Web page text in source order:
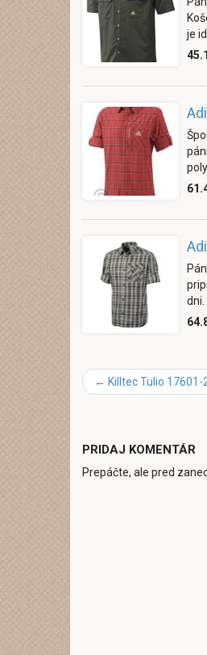
je
← Killtec Tulio 17601-
PRIDAJ KOMENTÁR
Prepáčte, ale pred